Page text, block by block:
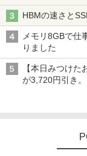
3
44
HBMの速さと
メモリ8GBで
りました
【本日みつけ
が3,720円引き